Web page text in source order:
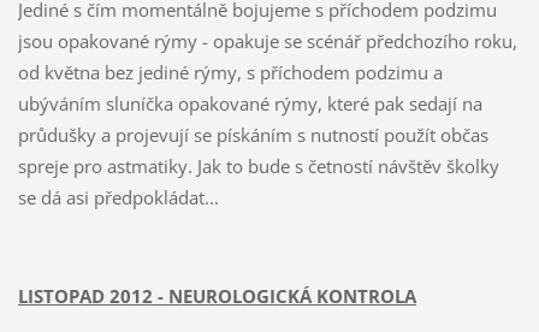
Jediné s čím momentálně bojujeme s příchodem podzimu
jsou opakované rýmy - opakuje se scénář předchozího roku,
od května bez jediné rýmy, s příchodem podzimu a
ubýváním sluníčka opakované rýmy, které pak sedají na
průdušky a projevují se pískáním s nutností použít občas
spreje pro astmatiky. Jak to bude s četností návštěv školky
se dá asi předpokládat...
LISTOPAD 2012 - NEUROLOGICKÁ KONTROLA